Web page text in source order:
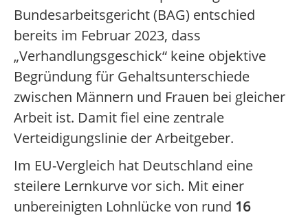
Bundesarbeitsgericht (BAG) entschied
bereits im Februar 2023, dass
„Verhandlungsgeschick“ keine objektive
Begründung für Gehaltsunterschiede
zwischen Männern und Frauen bei gleicher
Arbeit ist. Damit fiel eine zentrale
Verteidigungslinie der Arbeitgeber.
Im EU-Vergleich hat Deutschland eine
steilere Lernkurve vor sich. Mit einer
unbereinigten Lohnlücke von rund 16